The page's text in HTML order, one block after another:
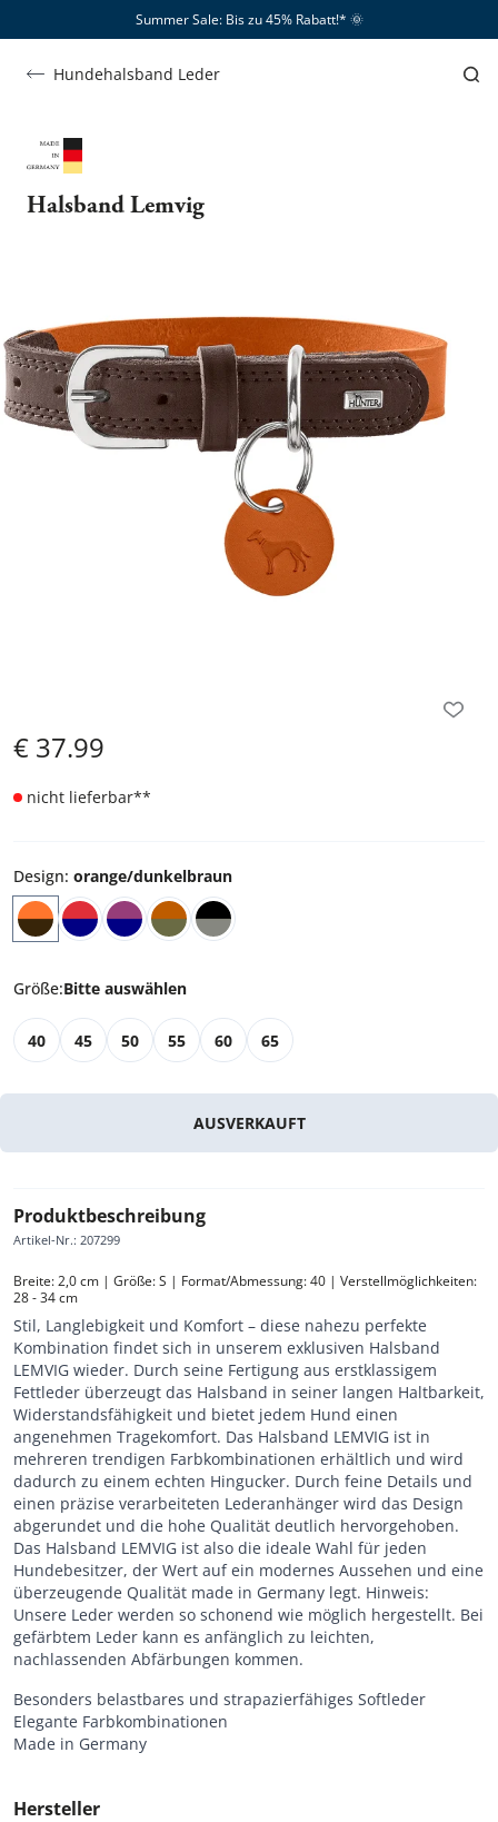
Summer Sale: Bis zu 45% Rabatt!*​ 🌞
Hundehalsband Leder
Halsband Lemvig
€ 37.99
nicht lieferbar**
Design: orange/dunkelbraun
Größe:Bitte auswählen
40 45 50 55 60 65
AUSVERKAUFT
Produktbeschreibung
Artikel-Nr.: 207299
Breite: 2,0 cm | Größe: S | Format/Abmessung: 40 | Verstellmöglichkeiten:
28 - 34 cm
Stil, Langlebigkeit und Komfort – diese nahezu perfekte
Kombination findet sich in unserem exklusiven Halsband
LEMVIG wieder. Durch seine Fertigung aus erstklassigem
Fettleder überzeugt das Halsband in seiner langen Haltbarkeit,
Widerstandsfähigkeit und bietet jedem Hund einen
angenehmen Tragekomfort. Das Halsband LEMVIG ist in
mehreren trendigen Farbkombinationen erhältlich und wird
dadurch zu einem echten Hingucker. Durch feine Details und
einen präzise verarbeiteten Lederanhänger wird das Design
abgerundet und die hohe Qualität deutlich hervorgehoben.
Das Halsband LEMVIG ist also die ideale Wahl für jeden
Hundebesitzer, der Wert auf ein modernes Aussehen und eine
überzeugende Qualität made in Germany legt. Hinweis:
Unsere Leder werden so schonend wie möglich hergestellt. Bei
gefärbtem Leder kann es anfänglich zu leichten,
nachlassenden Abfärbungen kommen.
Besonders belastbares und strapazierfähiges Softleder
Elegante Farbkombinationen
Made in Germany
Hersteller